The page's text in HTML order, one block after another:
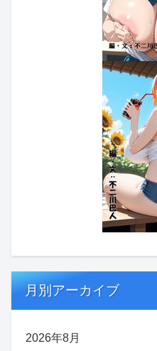
月別アーカイブ
2026年8月